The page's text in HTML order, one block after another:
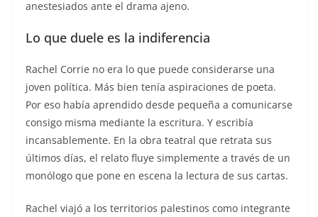
anestesiados ante el drama ajeno.
Lo que duele es la indiferencia
Rachel Corrie no era lo que puede considerarse una
joven política. Más bien tenía aspiraciones de poeta.
Por eso había aprendido desde pequeña a comunicarse
consigo misma mediante la escritura. Y escribía
incansablemente. En la obra teatral que retrata sus
últimos días, el relato fluye simplemente a través de un
monólogo que pone en escena la lectura de sus cartas.
Rachel viajó a los territorios palestinos como integrante